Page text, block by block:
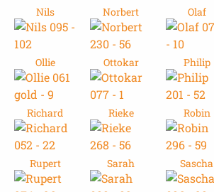
Nils Norbert Olaf
Ollie Ottokar Philip
Richard Rieke Robin
Rupert Sarah Sascha